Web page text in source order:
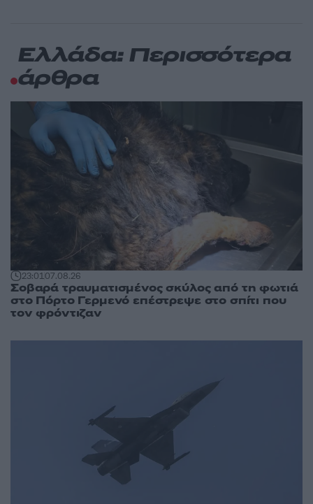
Ελλάδα: Περισσότερα
άρθρα
23:0107.08.26
Σοβαρά τραυματισμένος σκύλος από τη φωτιά
στο Πόρτο Γερμενό επέστρεψε στο σπίτι που
τον φρόντιζαν